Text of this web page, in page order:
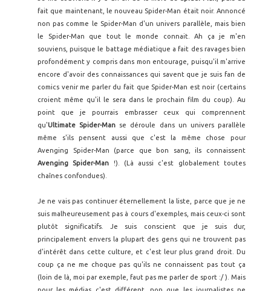
fait que maintenant, le nouveau Spider-Man était noir. Annoncé
non pas comme le Spider-Man d'un univers parallèle, mais bien
le Spider-Man que tout le monde connait. Ah ça je m'en
souviens, puisque le battage médiatique a fait des ravages bien
profondément y compris dans mon entourage, puisqu'il m'arrive
encore d'avoir des connaissances qui savent que je suis fan de
comics venir me parler du fait que Spider-Man est noir (certains
croient même qu'il le sera dans le prochain film du coup). Au
point que je pourrais embrasser ceux qui comprennent
qu'Ultimate Spider-Man se déroule dans un univers parallèle
même s'ils pensent aussi que c'est la même chose pour
Avenging Spider-Man (parce que bon sang, ils connaissent
Avenging Spider-Man !). (Là aussi c'est globalement toutes
chaînes confondues).
Je ne vais pas continuer éternellement la liste, parce que je ne
suis malheureusement pas à cours d'exemples, mais ceux-ci sont
plutôt significatifs. Je suis conscient que je suis dur,
principalement envers la plupart des gens qui ne trouvent pas
d'intérêt dans cette culture, et c'est leur plus grand droit. Du
coup ça ne me choque pas qu'ils ne connaissent pas tout ça
(loin de là, moi par exemple, faut pas me parler de sport :/ ). Mais